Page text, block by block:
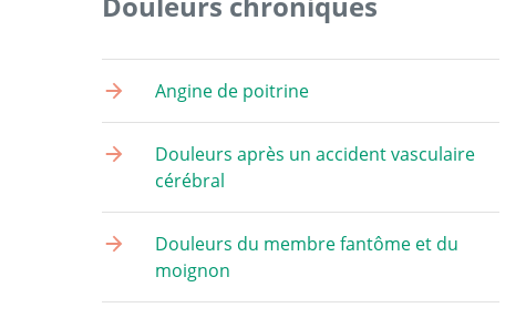
Angine de poitrine
Douleurs après un accident vasculaire
cérébral
Douleurs du membre fantôme et du
moignon